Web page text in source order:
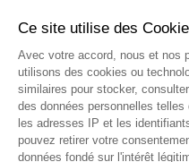
Nos catalogues
Devenir franchisé
Données